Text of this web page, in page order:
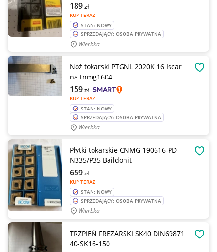
KUP TERAZ
189zł
STAN: NOWY
SPRZEDAJĄCY: OSOBA PRYWATNA
Wierbka
Nóż tokarski PTGNL 2020K 16 Iscar
na tnmg1604
KUP TERAZ
159zł
STAN: NOWY
SPRZEDAJĄCY: OSOBA PRYWATNA
Wierbka
Płytki tokarskie CNMG 190616-PD
N335/P35 Baildonit
KUP TERAZ
659zł
STAN: NOWY
SPRZEDAJĄCY: OSOBA PRYWATNA
Wierbka
TRZPIEŃ FREZARSKI SK40 DIN69871
40-SK16-150